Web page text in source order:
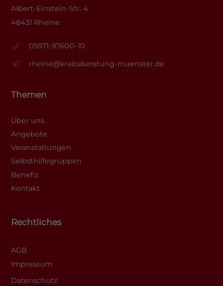
Albert-Einstein-Str. 4
48431 Rheine
05971-97600-10
rheine@krebsberatung-muenster.de
Themen
Über uns
Angebote
Veranstaltungen
Selbsthilfegruppen
Benefiz
Kontakt
Rechtliches
AGB
Impressum
Datenschutz